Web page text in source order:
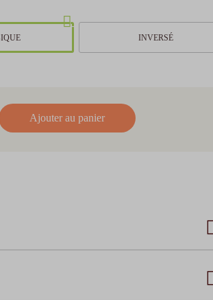
INVERSÉ
Ajouter au panier